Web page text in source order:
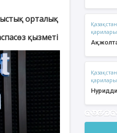
Ақжолтай Бақытжан
орталық
қызметі
Қазақстан
қарилары
Қазақстан
қарилары